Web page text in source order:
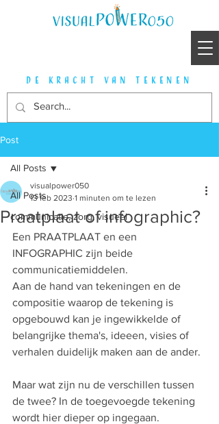
de kracht van tekenen
Post
All Posts
communicatie, zorg, visueel
All Posts
Praatplaat of infographic?
visualpower050
13 feb 2023 1 minuten om te lezen
Een PRAATPLAAT en een
INFOGRAPHIC zijn beide
communicatiemiddelen.
Aan de hand van tekeningen en de
compositie waarop de tekening is
opgebouwd kan je ingewikkelde of
belangrijke thema's, ideeen, visies of
verhalen duidelijk maken aan de ander.
Maar wat zijn nu de verschillen tussen
de twee? In de toegevoegde tekening
wordt hier dieper op ingegaan.